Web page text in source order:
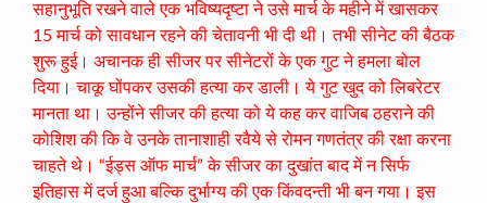
सहानुभूति रखने वाले एक भविष्यदृष्टा ने उसे मार्च के महीने में खासकर
15 मार्च को सावधान रहने की चेतावनी भी दी थी। तभी सीनेट की बैठक
शुरू हुई। अचानक ही सीजर पर सीनेटरों के एक गुट ने हमला बोल
दिया। चाकू घोंपकर उसकी हत्या कर डाली। ये गुट खुद को लिबरेटर
मानता था। उन्होंने सीजर की हत्या को ये कह कर वाजिब ठहराने की
कोशिश की कि वे उनके तानाशाही रवैये से रोमन गणतंत्र की रक्षा करना
चाहते थे। “ईड्स ऑफ मार्च” के सीजर का दुखांत बाद में न सिर्फ
इतिहास में दर्ज हुआ बल्कि दुर्भाग्य की एक किंवदन्ती भी बन गया। इस